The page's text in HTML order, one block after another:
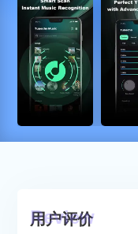
用户评价